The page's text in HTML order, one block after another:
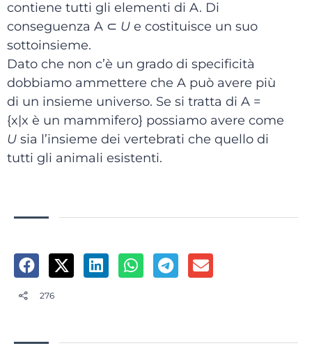
contiene tutti gli elementi di A. Di
conseguenza A ⊂ U e costituisce un suo
sottoinsieme.
Dato che non c’è un grado di specificità
dobbiamo ammettere che A può avere più
di un insieme universo. Se si tratta di A =
{x|x è un mammifero} possiamo avere come
U sia l’insieme dei vertebrati che quello di
tutti gli animali esistenti.
276